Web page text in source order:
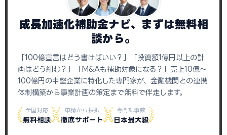
成長加速化補助金ナビ、まずは無料相
談から。
「100億宣言はどう書けばいい？」「投資額1億円以上の計
画はどう組む？」「M&Aも補助対象になる？」売上10億〜
100億円の中堅企業に特化した専門家が、金融機関との連携
体制構築から事業計画の策定まで無料で伴走します。
全国対応
無料相談
申請から採択
徹底サポート
専門記事数
日本最大級